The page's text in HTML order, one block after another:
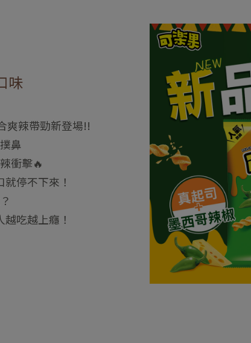
味
爽辣帶勁新登場!!
鼻
衝擊🔥
停不下來！
吃越上癮！